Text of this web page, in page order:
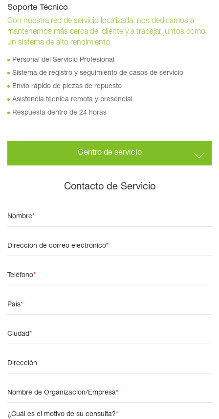
Soporte Técnico
Con nuestra red de servicio localizada, nos dedicamos a
mantenernos más cerca del cliente y a trabajar juntos como
un sistema de alto rendimiento.
Personal del Servicio Profesional
Sistema de registro y seguimiento de casos de servicio
Envío rápido de piezas de repuesto
Asistencia técnica remota y presencial
Respuesta dentro de 24 horas
Centro de servicio
Contacto de Servicio
Nombre*
Dirección de correo electrónico*
Teléfono*
País*
Ciudad*
Dirección
Nombre de Organización/Empresa*
¿Cuál es el motivo de su consulta?*